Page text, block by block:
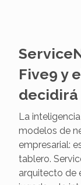
Five9 y
La
modelos de
empresarial:
tablero.